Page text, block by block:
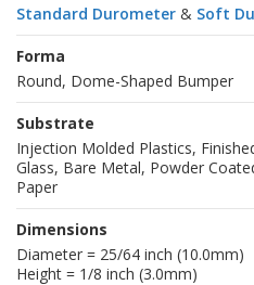
Standard Durometer & Soft
Forma
Round, Dome-Shaped Bumper
Substrate
Injection Molded Plastics,
Glass, Bare Metal, Powder
Paper
Dimensions
Diameter = 25/64 inch (10.0mm)
Height = 1/8 inch (3.0mm)